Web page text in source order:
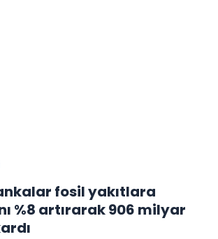
fosil yakıtlara
%8 artırarak 906 milyar